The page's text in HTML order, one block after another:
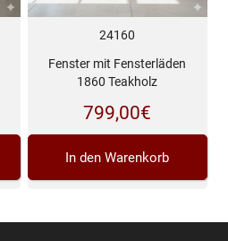
24160
Fenster mit Fensterläden
1860 Teakholz
799,00€
In den Warenkorb